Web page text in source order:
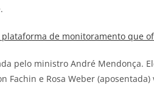
plataforma de monitoramento que
pelo ministro André Mendonça.
Fachin e Rosa Weber